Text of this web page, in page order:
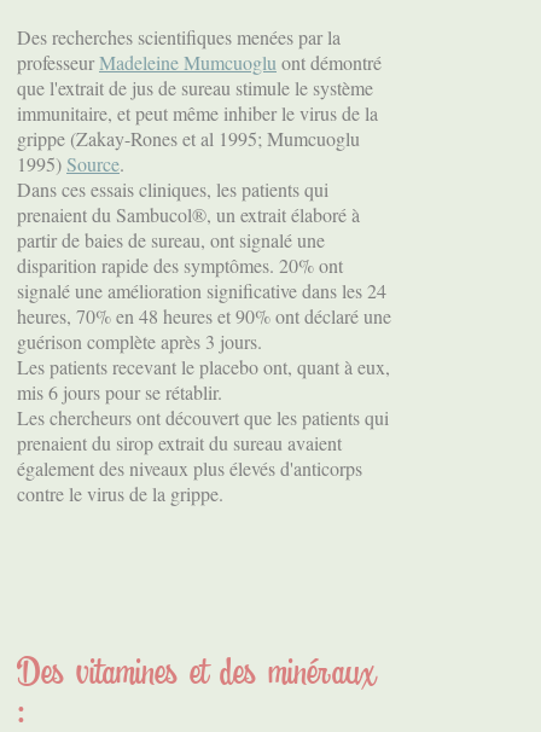
Des recherches scientifiques menées par la
professeurMadeleine Mumcuoglu ont démontré
que l'extrait de jus de sureau stimule le système
immunitaire, et peut même inhiber le virus de la
grippe (Zakay-Rones et al 1995; Mumcuoglu
1995) Source.
Dans ces essais cliniques, les patients qui
prenaient du Sambucol®, un extrait élaboré à
partir de baies de sureau, ont signalé une
disparition rapide des symptômes. 20% ont
signalé une amélioration significative dans les 24
heures, 70% en 48 heures et 90% ont déclaré une
guérison complète après 3 jours.
Les patients recevant le placebo ont, quant à eux,
mis 6 jours pour se rétablir.
Les chercheurs ont découvert que les patients qui
prenaient du sirop extrait du sureau avaient
également des niveaux plus élevés d'anticorps
contre le virus de la grippe.
Des vitamines et des minéraux
: